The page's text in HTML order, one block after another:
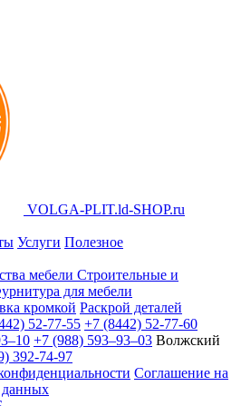
VOLGA-PLIT.ld-SHOP.ru
Услуги Полезное
мебели Строительные и
для мебели
кромкой Раскрой деталей
52-77-55 +7 (8442) 52-77-60
+7 (988) 593‒93‒03 Волжский
392-74-97
Соглашение на
данных